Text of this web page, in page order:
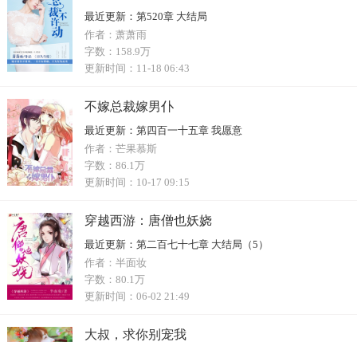
最近更新：
第520章 大结局
作者： 萧萧雨
字数： 158.9万
更新时间： 11-18 06:43
不嫁总裁嫁男仆
最近更新： 第四百一十五章 我愿意
作者： 芒果慕斯
字数： 86.1万
更新时间： 10-17 09:15
穿越西游：唐僧也妖娆
最近更新： 第二百七十七章 大结局（5）
作者： 半面妆
字数： 80.1万
更新时间： 06-02 21:49
大叔，求你别宠我